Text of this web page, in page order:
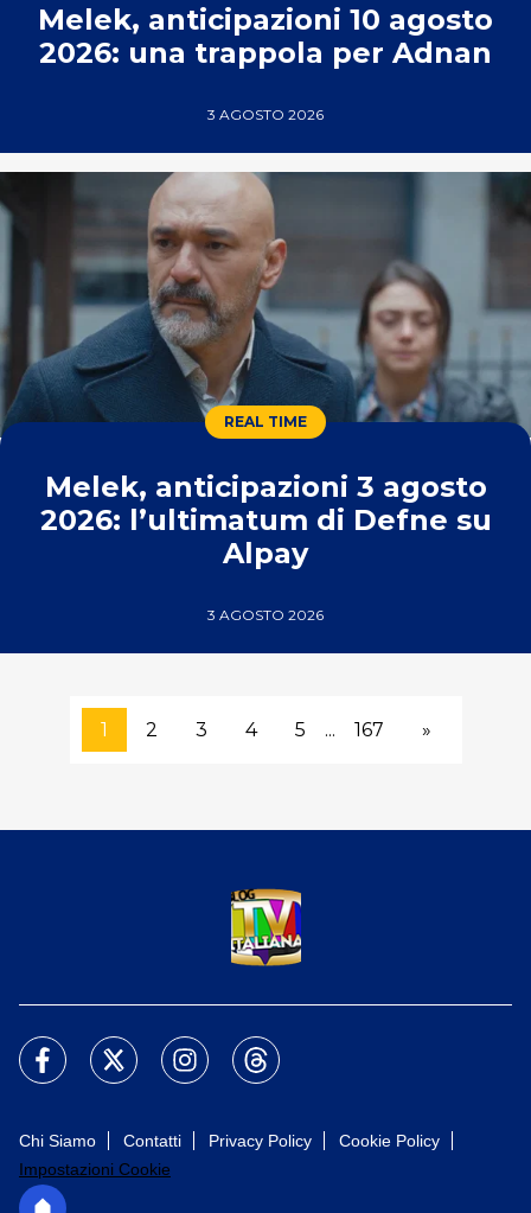
Melek, anticipazioni 10 agosto
2026: una trappola per Adnan
3 AGOSTO 2026
REAL TIME
Melek, anticipazioni 3 agosto
2026: l’ultimatum di Defne su
Alpay
3 AGOSTO 2026
1 2 3 4 5 ... 167 »
Chi Siamo Contatti Privacy Policy
Cookie Policy
Impostazioni Cookie